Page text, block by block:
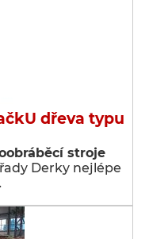
dřeva typu
stroje
Derky nejlépe